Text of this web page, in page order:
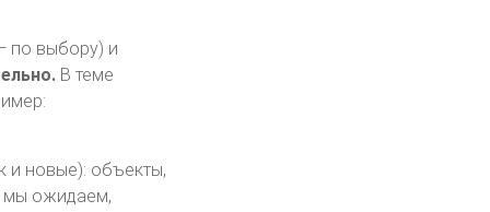
по выбору) и
В теме
и новые): объекты,
мы ожидаем,